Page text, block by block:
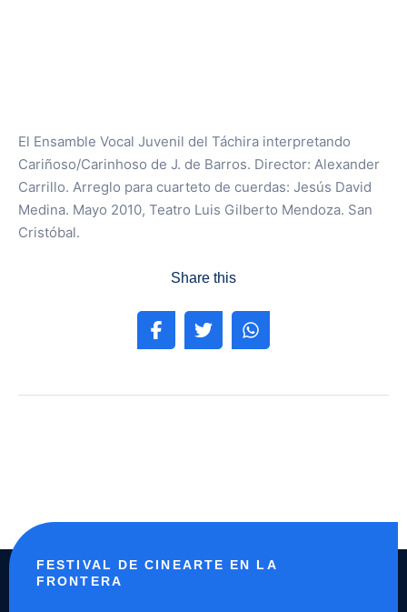
El Ensamble Vocal Juvenil del Táchira interpretando
Cariñoso/Carinhoso de J. de Barros. Director: Alexander
Carrillo. Arreglo para cuarteto de cuerdas: Jesús David
Medina. Mayo 2010, Teatro Luis Gilberto Mendoza. San
Cristóbal.
Share this
FESTIVAL DE CINEARTE EN LA
FRONTERA